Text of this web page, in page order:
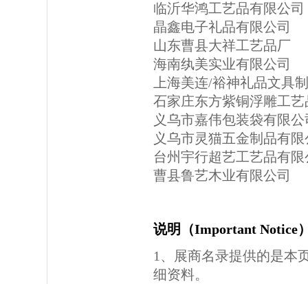
临沂华鸿工艺品有限公司
晶鑫电子礼品有限公司
山东曹县大祥工艺品厂
海南纨美实业有限公司
上海美连/裕神礼品文具
石家庄东方紫铜浮雕工
义乌市嘉伟包装袋有限公
义乌市灵猫五金制品有限
台州宇行超艺工艺品有限
曹县鲁艺木业有限公司
说明（Important Notice
1、展商名录提供的是本
细资料。